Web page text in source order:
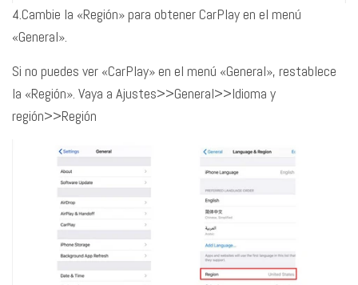
4.Cambie la «Región» para obtener CarPlay en el menú
«General».
Si no puedes ver «CarPlay» en el menú «General», restablece
la «Región». Vaya a Ajustes>>General>>Idioma y
región>>Región